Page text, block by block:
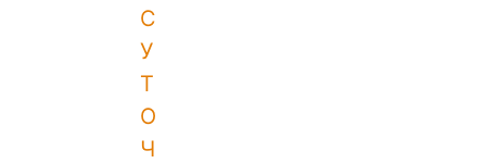
С
У
Т
О
Ч